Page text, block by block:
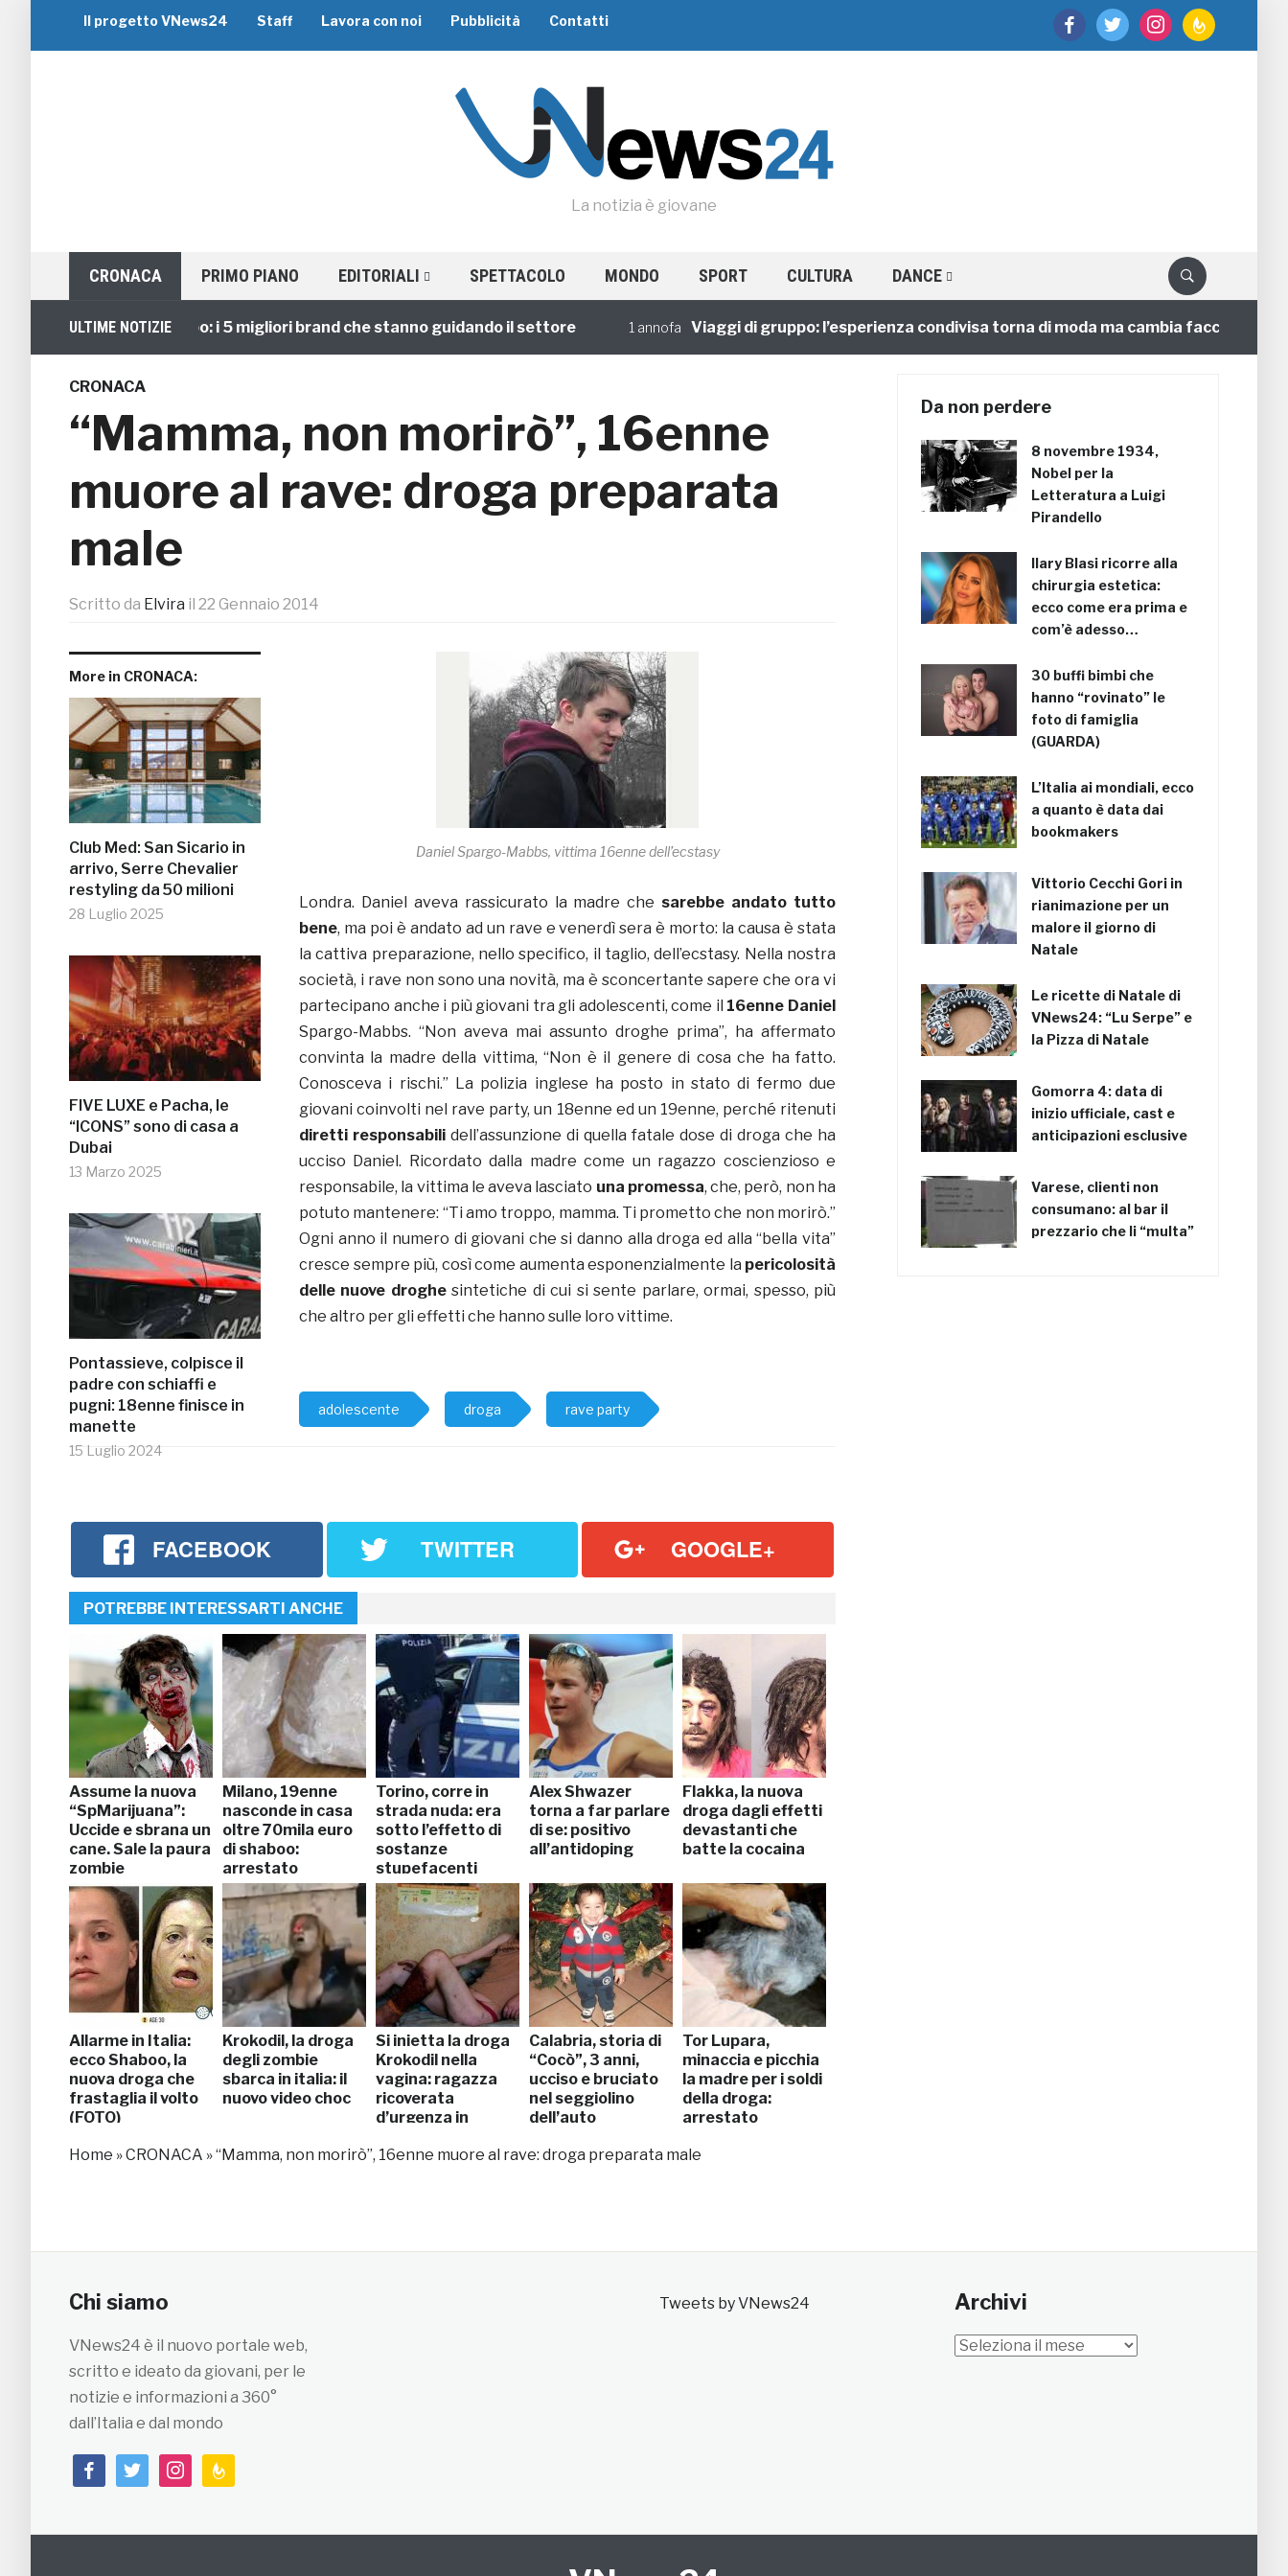
facebooktwitter instagramfeedburner
Il progetto VNews24 Staff Lavora con noi Pubblicità Contatti
La notizia è giovane
CRONACA PRIMO PIANO EDITORIALI SPETTACOLO MONDO SPORT CULTURA DANCE
ULTIME NOTIZIE
Viaggi di Gruppo: i 5 migliori brand che stanno guidando il settore 1 annofa Viaggi di gruppo: l’esperienza condivisa torna di moda ma cambia faccia
CRONACA
“Mamma, non morirò”, 16enne
muore al rave: droga preparata
male
Scritto da Elvira il 22 Gennaio 2014
More in CRONACA:
Club Med: San Sicario in
arrivo, Serre Chevalier
restyling da 50 milioni
28 Luglio 2025
FIVE LUXE e Pacha, le
“ICONS” sono di casa a
Dubai
13 Marzo 2025
Pontassieve, colpisce il
padre con schiaffi e
pugni: 18enne finisce in
manette
15 Luglio 2024
Daniel Spargo-Mabbs, vittima 16enne dell’ecstasy
Londra. Daniel aveva rassicurato la madre che sarebbe andato tutto
bene, ma poi è andato ad un rave e venerdì sera è morto: la causa è stata
la cattiva preparazione, nello specifico, il taglio, dell’ecstasy. Nella nostra
società, i rave non sono una novità, ma è sconcertante sapere che ora vi
partecipano anche i più giovani tra gli adolescenti, come il 16enne Daniel
Spargo-Mabbs. “Non aveva mai assunto droghe prima”, ha affermato
convinta la madre della vittima, “Non è il genere di cosa che ha fatto.
Conosceva i rischi.” La polizia inglese ha posto in stato di fermo due
giovani coinvolti nel rave party, un 18enne ed un 19enne, perché ritenuti
diretti responsabili dell’assunzione di quella fatale dose di droga che ha
ucciso Daniel. Ricordato dalla madre come un ragazzo coscienzioso e
responsabile, la vittima le aveva lasciato una promessa, che, però, non ha
potuto mantenere: “Ti amo troppo, mamma. Ti prometto che non morirò.”
Ogni anno il numero di giovani che si danno alla droga ed alla “bella vita”
cresce sempre più, così come aumenta esponenzialmente la pericolosità
delle nuove droghesintetiche di cui si sente parlare, ormai, spesso, più
che altro per gli effetti che hanno sulle loro vittime.
adolescente droga rave party
FACEBOOK TWITTER GOOGLE+
POTREBBE INTERESSARTI ANCHE
Assume la nuova
“SpMarijuana”:
Uccide e sbrana un
cane. Sale la paura
zombie
Milano, 19enne
nasconde in casa
oltre 70mila euro
di shaboo:
arrestato
Torino, corre in
strada nuda: era
sotto l’effetto di
sostanze
stupefacenti
Alex Shwazer
torna a far parlare
di se: positivo
all’antidoping
Flakka, la nuova
droga dagli effetti
devastanti che
batte la cocaina
Allarme in Italia:
ecco Shaboo, la
nuova droga che
frastaglia il volto
(FOTO)
Krokodil, la droga
degli zombie
sbarca in italia: il
nuovo video choc
Si inietta la droga
Krokodil nella
vagina: ragazza
ricoverata
d’urgenza in
Calabria, storia di
“Cocò”, 3 anni,
ucciso e bruciato
nel seggiolino
dell’auto
Tor Lupara,
minaccia e picchia
la madre per i soldi
della droga:
arrestato
Home »CRONACA »“Mamma, non morirò”, 16enne muore al rave: droga preparata male
Da non perdere
8 novembre 1934,
Nobel per la
Letteratura a Luigi
Pirandello
Ilary Blasi ricorre alla
chirurgia estetica:
ecco come era prima e
com’è adesso…
30 buffi bimbi che
hanno “rovinato” le
foto di famiglia
(GUARDA)
L’Italia ai mondiali, ecco
a quanto è data dai
bookmakers
Vittorio Cecchi Gori in
rianimazione per un
malore il giorno di
Natale
Le ricette di Natale di
VNews24: “Lu Serpe” e
la Pizza di Natale
Gomorra 4: data di
inizio ufficiale, cast e
anticipazioni esclusive
Varese, clienti non
consumano: al bar il
prezzario che li “multa”
Chi siamo
VNews24 è il nuovo portale web,
scritto e ideato da giovani, per le
notizie e informazioni a 360°
dall’Italia e dal mondo
facebooktwitterinstagramfeedburner
Tweets by VNews24 Archivi
Archivi